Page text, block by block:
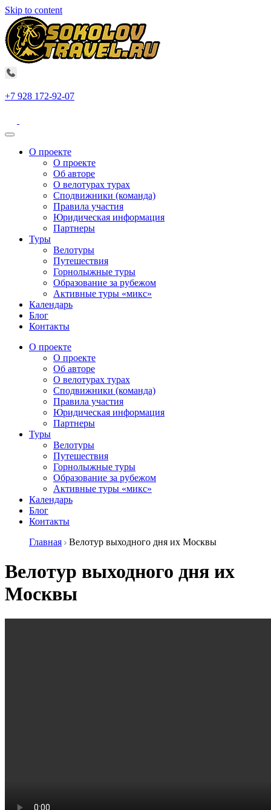
Skip to content
+7 928 172-92-07
О проекте
О проекте
Об авторе
О велотурах турах
Сподвижники (команда)
Правила участия
Юридическая информация
Партнеры
Туры
Велотуры
Путешествия
Горнолыжные туры
Образование за рубежом
Активные туры «микс»
Календарь
Блог
Контакты
О проекте
О проекте
Об авторе
О велотурах турах
Сподвижники (команда)
Правила участия
Юридическая информация
Партнеры
Туры
Велотуры
Путешествия
Горнолыжные туры
Образование за рубежом
Активные туры «микс»
Календарь
Блог
Контакты
Главная
Велотур выходного дня их Москвы
Велотур выходного дня их
Москвы